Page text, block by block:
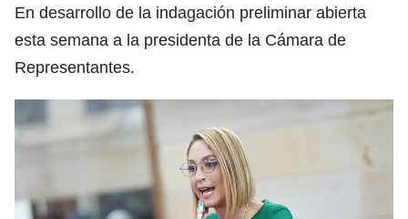
En desarrollo de la indagación preliminar abierta
esta semana a la presidenta de la Cámara de
Representantes.